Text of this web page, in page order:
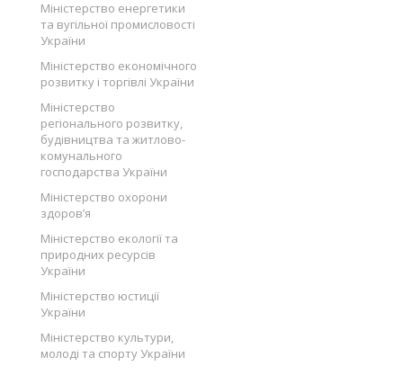
Міністерство енергетики
та вугільної промисловості
України
Міністерство економічного
розвитку і торгівлі України
Міністерство
регіонального розвитку,
будівництва та житлово-
комунального
господарства України
Міністерство охорони
здоров’я
Міністерство екології та
природних ресурсів
України
Міністерство юстиції
України
Міністерство культури,
молоді та спорту України